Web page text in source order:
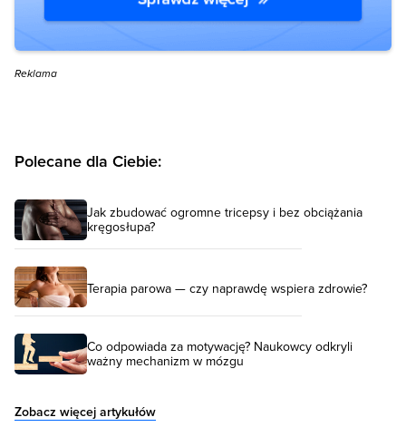
Reklama
Polecane dla Ciebie:
Jak zbudować ogromne tricepsy i bez obciążania
kręgosłupa?
Terapia parowa — czy naprawdę wspiera zdrowie?
Co odpowiada za motywację? Naukowcy odkryli
ważny mechanizm w mózgu
Zobacz więcej artykułów